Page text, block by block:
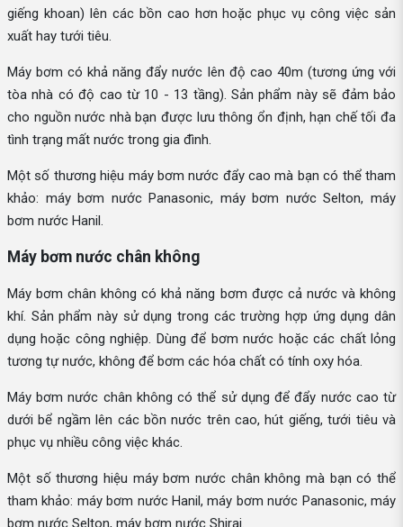
giếng khoan) lên các bồn cao hơn hoặc phục vụ công việc sản
xuất hay tưới tiêu.
Máy bơm có khả năng đẩy nước lên độ cao 40m (tương ứng với
tòa nhà có độ cao từ 10 - 13 tầng). Sản phẩm này sẽ đảm bảo
cho nguồn nước nhà bạn được lưu thông ổn định, hạn chế tối đa
tình trạng mất nước trong gia đình.
Một số thương hiệu máy bơm nước đẩy cao mà bạn có thể tham
khảo: máy bơm nước Panasonic, máy bơm nước Selton, máy
bơm nước Hanil.
Máy bơm nước chân không
Máy bơm chân không có khả năng bơm được cả nước và không
khí. Sản phẩm này sử dụng trong các trường hợp ứng dụng dân
dụng hoặc công nghiệp. Dùng để bơm nước hoặc các chất lỏng
tương tự nước, không để bơm các hóa chất có tính oxy hóa.
Máy bơm nước chân không có thể sử dụng để đẩy nước cao từ
dưới bể ngầm lên các bồn nước trên cao, hút giếng, tưới tiêu và
phục vụ nhiều công việc khác.
Một số thương hiệu máy bơm nước chân không mà bạn có thể
tham khảo: máy bơm nước Hanil, máy bơm nước Panasonic, máy
bơm nước Selton, máy bơm nước Shirai.